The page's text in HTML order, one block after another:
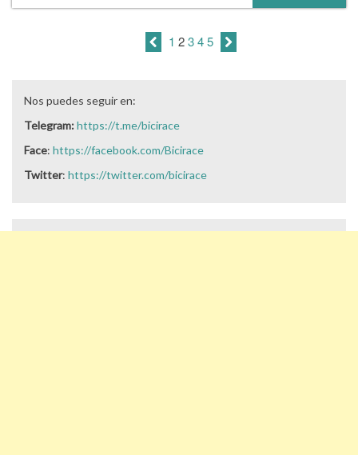
1 2345
Nos puedes seguir en:
Telegram:https://t.me/bicirace
Face: https://facebook.com/Bicirace
Twitter: https://twitter.com/bicirace